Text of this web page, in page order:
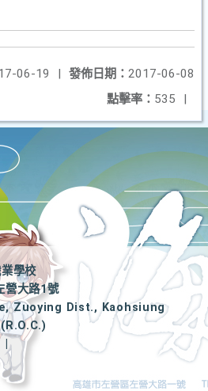
發佈日期： 2017-06-08
06-19
|
點擊率： 535 |
學校
營大路1號
Zuoying Dist., Kaohsiung
|